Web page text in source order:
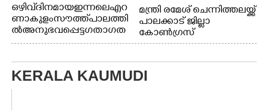
ഒഴിവ് ദിനമായ ഇന്നലെ എറ
ണാകുളം സൗത്ത് പാലത്തി
ൽ അനുഭവപ്പെട്ട ഗതാഗത
ക്കുരുക്ക്
മന്ത്രി രമേശ് ചെന്നിത്തലയ്ക്ക്
പാലക്കാട് ജില്ലാ
കോൺഗ്രസ്
KERALA KAUMUDI